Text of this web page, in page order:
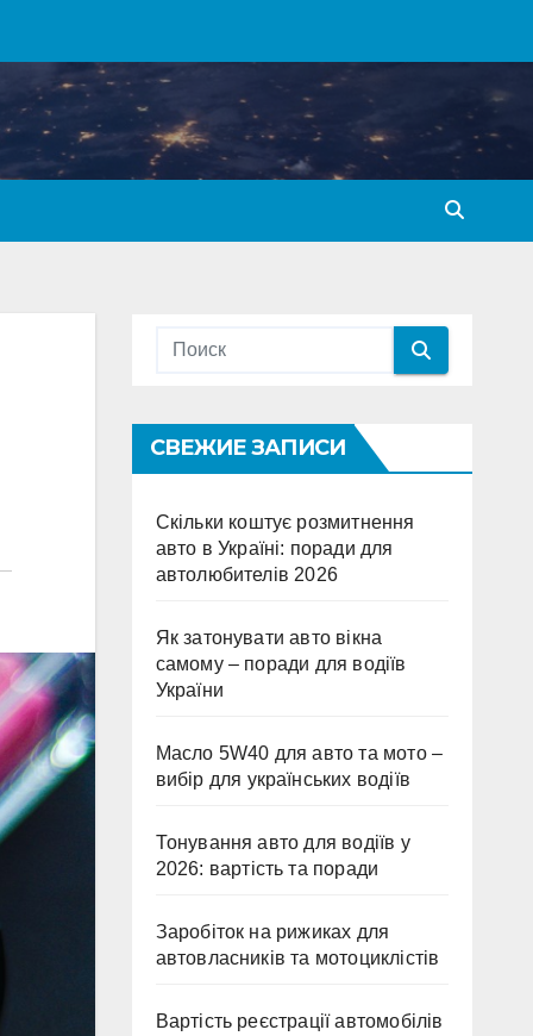
СВЕЖИЕ ЗАПИСИ
Скільки коштує розмитнення
авто в Україні: поради для
автолюбителів 2026
Як затонувати авто вікна
самому – поради для водіїв
України
Масло 5W40 для авто та мото –
вибір для українських водіїв
Тонування авто для водіїв у
2026: вартість та поради
Заробіток на рижиках для
автовласників та мотоциклістів
Вартість реєстрації автомобілів